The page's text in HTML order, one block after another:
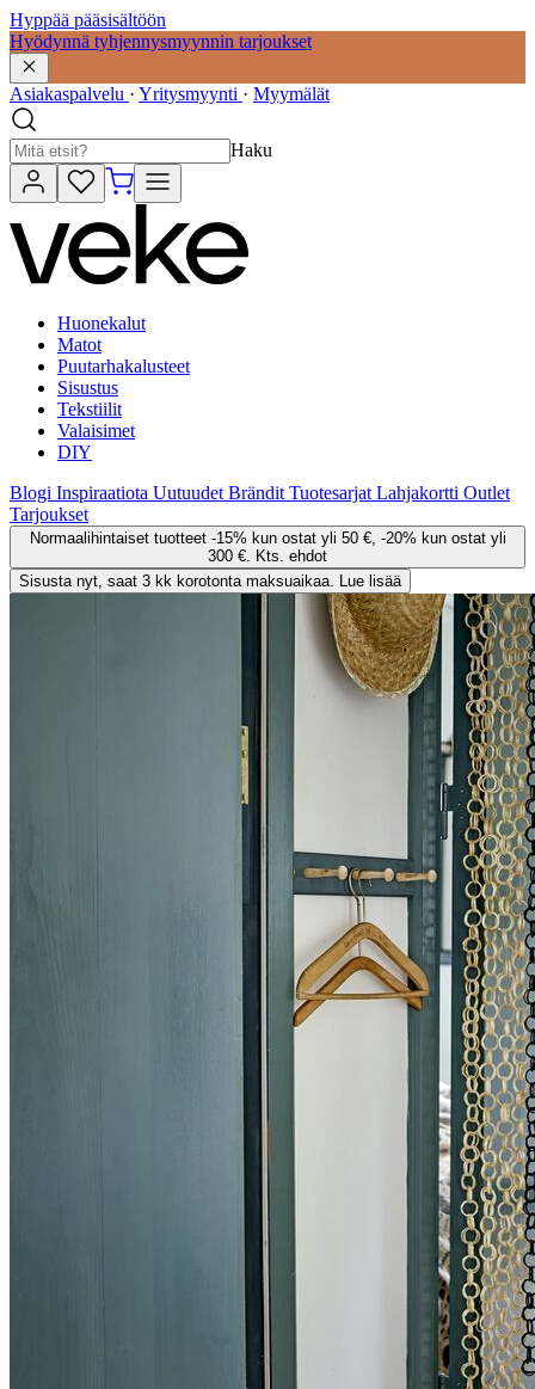
Hyppää pääsisältöön
Hyödynnä tyhjennysmyynnin tarjoukset
Asiakaspalvelu · Yritysmyynti · Myymälät
Haku
Huonekalut
Matot
Puutarhakalusteet
Sisustus
Tekstiilit
Valaisimet
DIY
Blogi Inspiraatiota Uutuudet Brändit Tuotesarjat Lahjakortti Outlet
Tarjoukset
Normaalihintaiset tuotteet -15% kun ostat yli 50 €, -20% kun ostat yli
300 €. Kts. ehdot
Sisusta nyt, saat 3 kk korotonta maksuaikaa. Lue lisää